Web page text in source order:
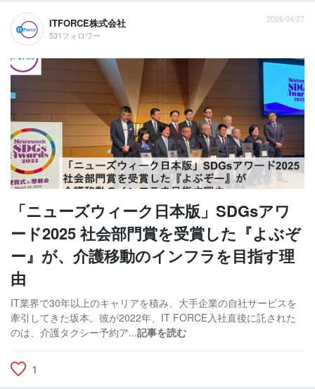
ITFORCE株式会社
531フォロワー
2026/04/27
「ニューズウィーク日本版」SDGsアワ
ード2025 社会部門賞を受賞した『よぶぞ
ー』が、介護移動のインフラを目指す理
由
IT業界で30年以上のキャリアを積み、大手企業の自社サービスを
牽引してきた坂本。彼が2022年、IT FORCE入社直後に託された
のは、介護タクシー予約ア...記事を読む
1